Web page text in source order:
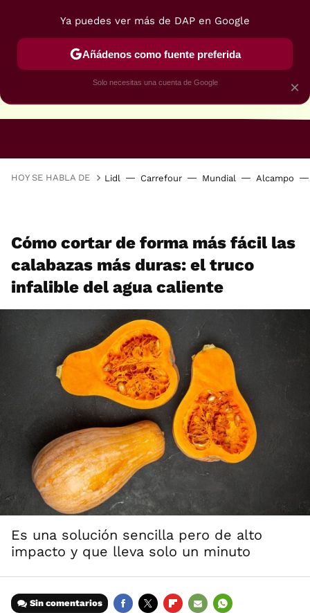
HOY SE HABLA DE Lidl Carrefour Mundial Alcampo
Cómo cortar de forma más fácil las
calabazas más duras: el truco
infalible del agua caliente
Es una solución sencilla pero de alto
impacto y que lleva solo un minuto
Sin comentarios
×
Ya puedes ver más de DAP en Google
Añádenos como fuente preferida
Solo necesitas una cuenta de Google